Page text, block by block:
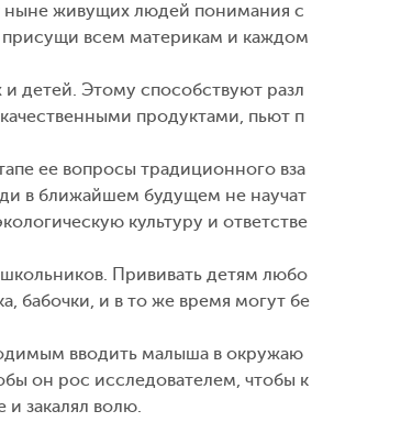
ныне живущих людей понимания с
всем материкам и каждом
детей. Этому способствуют разл
продуктами, пьют п
ее вопросы традиционного вза
в ближайшем будущем не научат
культуру и ответстве
Прививать детям любо
бабочки, и в то же время могут бе
вводить малыша в окружаю
он рос исследователем, чтобы к
закалял волю.